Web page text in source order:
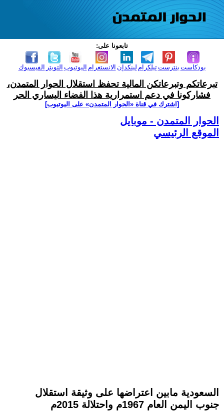
تابعونا على:
الفيسبوك التويتر اليوتيوب الانستغرام لينكدإن تيلكرامبنترست بودكاست
تبرعاتكم وتبرعاتكن المالية تحفظ استقلال الحوار المتمدن،
فشاركونا في دعم استمرارية هذا الفضاء اليساري الحر
[اشترك في قناة ‫«الحوار المتمدن» على اليوتيوب]
الحوار المتمدن - موبايل
الموقع الرئيسي
السعودية مابين اعتراضها على وثيقة استقلال
جنوب اليمن العام 1967م واحتلالة 2015م